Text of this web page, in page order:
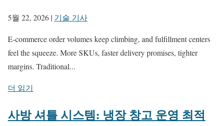
5월 22, 2026 | 기술 기사
E-commerce order volumes keep climbing, and fulfillment centers
feel the squeeze. More SKUs, faster delivery promises, tighter
margins. Traditional...
더 읽기
사방 셔틀 시스템: 냉장 창고 운영 최적